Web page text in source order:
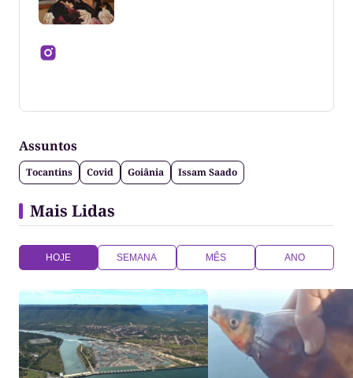
Tocantins
Assuntos
Tocantins Covid Goiânia Issam Saado
Mais Lidas
HOJE SEMANA MÊS ANO